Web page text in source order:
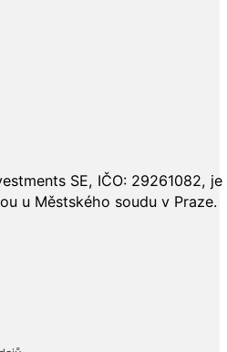
SE, IČO: 29261082,
u Městského soudu v Praze.